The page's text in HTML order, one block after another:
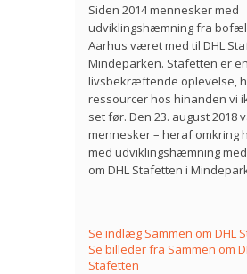
Siden 2014 mennesker med
udviklingshæmning fra
Aarhus været med til DHL
Mindeparken. Stafetten er
livsbekræftende oplevelse,
ressourcer hos hinanden vi
set før. Den 23. august 2018
mennesker – heraf omkring
med udviklingshæmning
om DHL Stafetten i
Se indlæg Sammen om DHL
Se billeder fra Sammen om
Stafetten